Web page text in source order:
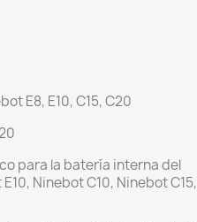
E8, E10, C15, C20
para la batería interna del
Ninebot C10, Ninebot C15,